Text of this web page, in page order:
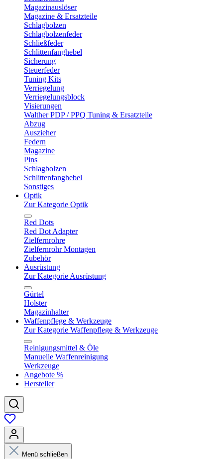
Magazinauslöser
Magazine & Ersatzteile
Schlagbolzen
Schlagbolzenfeder
Schließfeder
Schlittenfanghebel
Sicherung
Steuerfeder
Tuning Kits
Verriegelung
Verriegelungsblock
Visierungen
Walther PDP / PPQ Tuning & Ersatzteile
Abzug
Auszieher
Federn
Magazine
Pins
Schlagbolzen
Schlittenfanghebel
Sonstiges
Optik
Zur Kategorie Optik
Red Dots
Red Dot Adapter
Zielfernrohre
Zielfernrohr Montagen
Zubehör
Ausrüstung
Zur Kategorie Ausrüstung
Gürtel
Holster
Magazinhalter
Waffenpflege & Werkzeuge
Zur Kategorie Waffenpflege & Werkzeuge
Reinigungsmittel & Öle
Manuelle Waffenreinigung
Werkzeuge
Angebote %
Hersteller
Menü schließen